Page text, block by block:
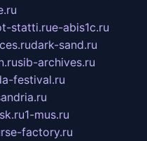
statti.rue-abis1c.ru
dark-sand.ru
sib-archives.ru
festival.ru
1-mus.ru
factory.ru